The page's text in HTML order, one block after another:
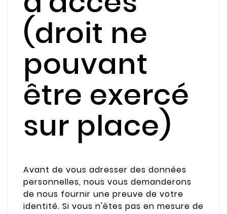
(droit ne
pouvant
être exercé
sur place)
Avant de vous adresser des données
personnelles, nous vous demanderons
de nous fournir une preuve de votre
identité. Si vous n'êtes pas en mesure de